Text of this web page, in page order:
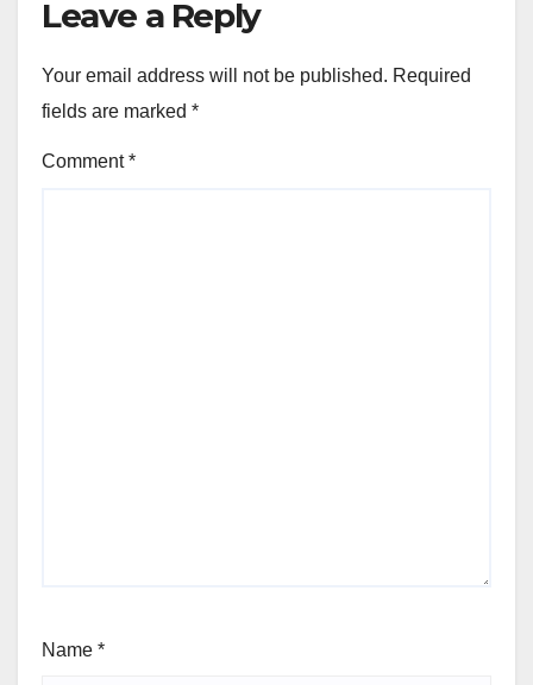
Leave a Reply
Your email address will not be published. Required
fields are marked *
Comment*
Name *